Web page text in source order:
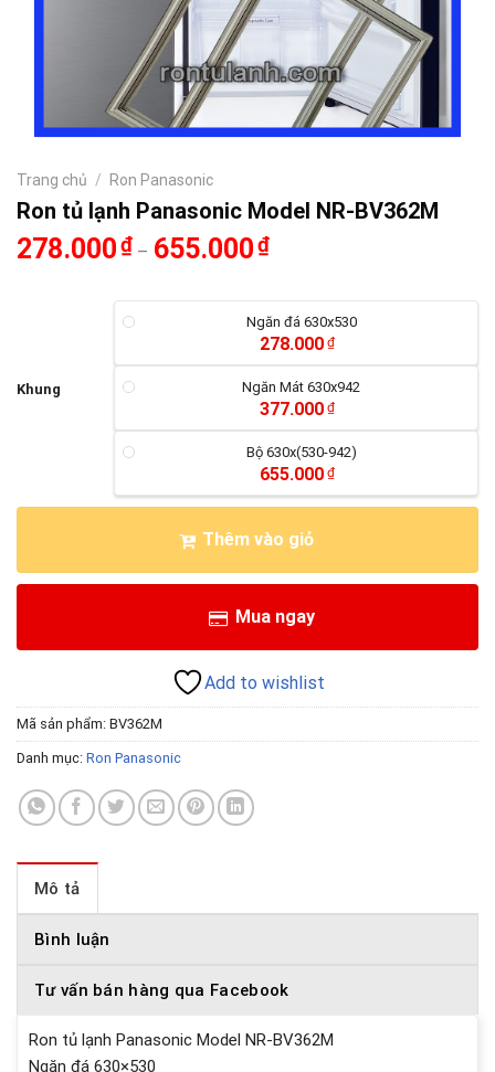
Trang chủ / Ron Panasonic
Ron tủ lạnh Panasonic Model NR-BV362M
278.000₫ – 655.000₫
Khung
Ngăn đá 630x530
278.000 ₫
Ngăn Mát 630x942
377.000 ₫
Bộ 630x(530-942)
655.000 ₫
Thêm vào giỏ
Mua ngay
Add to wishlist
Mã sản phẩm: BV362M
Danh mục: Ron Panasonic
Mô tả
Bình luận
Tư vấn bán hàng qua Facebook
Ron tủ lạnh Panasonic Model NR-BV362M
Ngăn đá 630×530